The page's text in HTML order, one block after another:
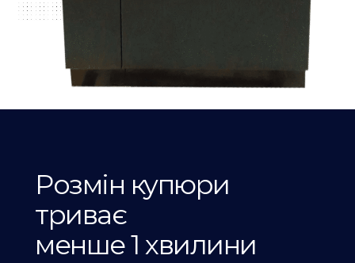
Розмін купюри
триває
менше 1 хвилини